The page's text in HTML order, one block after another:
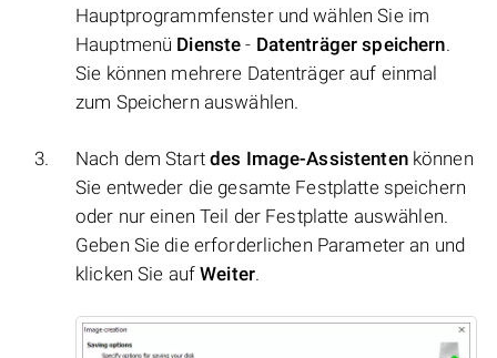
Hauptprogrammfenster und wählen Sie im
Hauptmenü Dienste - Datenträger speichern.
Sie können mehrere Datenträger auf einmal
zum Speichern auswählen.
Nach dem Start des Image-Assistentenkönnen
Sie entweder die gesamte Festplatte speichern
oder nur einen Teil der Festplatte auswählen.
Geben Sie die erforderlichen Parameter an und
klicken Sie aufWeiter.